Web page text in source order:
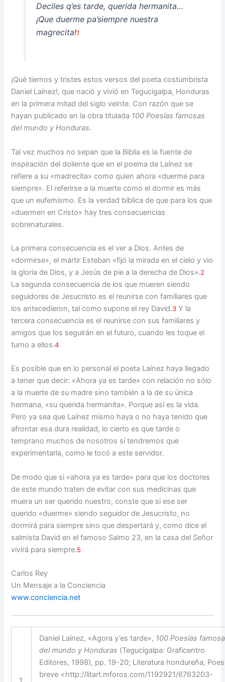
Deciles q’es tarde, querida hermanita…
¡Que duerme pa’siempre nuestra
magrecita!1
¡Qué tiernos y tristes estos versos del poeta costumbrista
Daniel Laínez!, que nació y vivió en Tegucigalpa, Honduras
en la primera mitad del siglo veinte. Con razón que se
hayan publicado en la obra titulada 100 Poesías famosas
del mundo y Honduras.
Tal vez muchos no sepan que la Biblia es la fuente de
inspiración del doliente que en el poema de Laínez se
refiere a su «madrecita» como quien ahora «duerme para
siempre». El referirse a la muerte como el dormir es más
que un eufemismo. Es la verdad bíblica de que para los que
«duermen en Cristo» hay tres consecuencias
sobrenaturales.
La primera consecuencia es el ver a Dios. Antes de
«dormirse», el mártir Esteban «fijó la mirada en el cielo y vio
la gloria de Dios, y a Jesús de pie a la derecha de Dios».2
La segunda consecuencia de los que mueren siendo
seguidores de Jesucristo es el reunirse con familiares que
los antecedieron, tal como supone el rey David.3 Y la
tercera consecuencia es el reunirse con sus familiares y
amigos que los seguirán en el futuro, cuando les toque el
turno a ellos.4
Es posible que en lo personal el poeta Laínez haya llegado
a tener que decir: «Ahora ya es tarde» con relación no sólo
a la muerte de su madre sino también a la de su única
hermana, «su querida hermanita». Porque así es la vida.
Pero ya sea que Laínez mismo haya o no haya tenido que
afrontar esa dura realidad, lo cierto es que tarde o
temprano muchos de nosotros sí tendremos que
experimentarla, como le tocó a este servidor.
De modo que si «ahora ya es tarde» para que los doctores
de este mundo traten de evitar con sus medicinas que
muera un ser querido nuestro, conste que si ese ser
querido «duerme» siendo seguidor de Jesucristo, no
dormirá para siempre sino que despertará y, como dice el
salmista David en el famoso Salmo 23, en la casa del Señor
vivirá para siempre.5
Carlos Rey
Un Mensaje a la Conciencia
www.conciencia.net
Daniel Laínez, «Agora y’es tarde», 100 Poesías
del mundo y Honduras (Tegucigalpa: Graficentro
Editores, 1998), pp. 19-20; Literatura hondureña,
breve <http://litart.mforos.com/1192921/6763203-